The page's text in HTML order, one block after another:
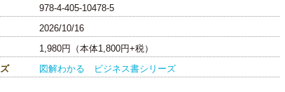
978-4-405-10478-5
2026/10/16
1,980円（本体1,800円+税）
図解わかる ビジネス書シリーズ